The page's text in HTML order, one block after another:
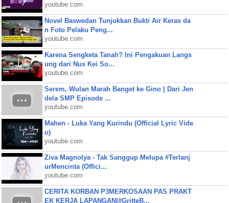
youtube.com
Novel Baswedan Tunjukkan Bukti Air Keras da
n Foto Pelaku Peng...
youtube.com
Karena Sengketa Tanah? Ini Pengakuan Langs
ung dari Nus Kei So...
youtube.com
Serem, Wulan Marah Banget ke Gino | Dari Jen
dela SMP Episode ...
youtube.com
Mahen - Luka Yang Kurindu (Official Lyric Vide
o)
youtube.com
Ziva Magnolya - Tak Sanggup Melupa #Terlanj
urMencinta (Offici...
youtube.com
CERITA KORBAN P3MERKOSAAN PAS PRAKT
EK KERJA LAPANGAN|#GritteB...